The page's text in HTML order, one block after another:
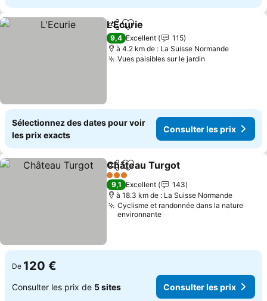
PartagerAjouter à mes favoris
L'Ecurie
9,4 Excellent
115
à 4.2 km de : La Suisse Normande
Vues paisibles sur le jardin
Sélectionnez des dates pour voir
les prix exacts
Consulter les prix
PartagerAjouter à mes favoris
Château Turgot
3 Étoiles
9,1 Excellent
143
à 18.3 km de : La Suisse Normande
Cyclisme et randonnée dans la nature
environnante
De 120 €
Consulter les prix de 5 sites Consulter les prix